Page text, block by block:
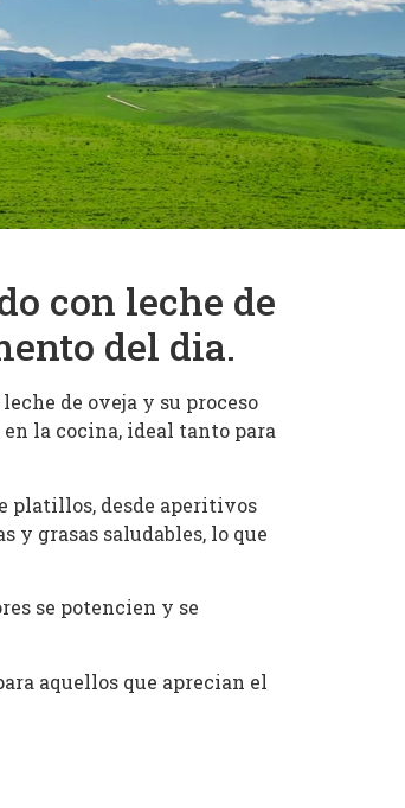
con leche de
del dia.
de oveja y su proceso
la cocina, ideal tanto para
platillos, desde aperitivos
y grasas saludables, lo que
se potencien y se
aquellos que aprecian el